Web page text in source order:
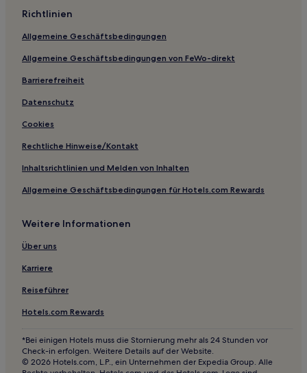
Ried Hotels
Bezirk Hallein: Hotels
Hotels mit Parkplatz in Grödig
Business in Wals-Siezenheim
Hotels mit inbegriffenem Frühstück in Wals-Siezenheim
Hotels mit Parkplatz in Wals-Siezenheim
Familien in Salzburg
Haustierfreundliche in Salzburg
Haustierfreundliche in Sankt Johann im Pongau
Hotels mit inbegriffenem Frühstück nahe Linzer Gasse
Haustierfreundliche nahe Linzer Gasse
Familien in Maria Alm am Steinernen Meer
Günstige in Maria Alm am Steinernen Meer
Hotels mit inbegriffenem Frühstück in Maria Alm am
Steinernen Meer
Familien in Bezirk St. Johann im Pongau
Richtlinien
Allgemeine Geschäftsbedingungen
Allgemeine Geschäftsbedingungen von FeWo-direkt
Barrierefreiheit
Datenschutz
Cookies
Rechtliche Hinweise/Kontakt
Inhaltsrichtlinien und Melden von Inhalten
Allgemeine Geschäftsbedingungen für Hotels.com Rewards
Weitere Informationen
Über uns
Karriere
Reiseführer
Hotels.com Rewards
*Bei einigen Hotels muss die Stornierung mehr als 24 Stunden vor
Check-in erfolgen. Weitere Details auf der Website.
© 2026 Hotels.com, L.P., ein Unternehmen der Expedia Group. Alle